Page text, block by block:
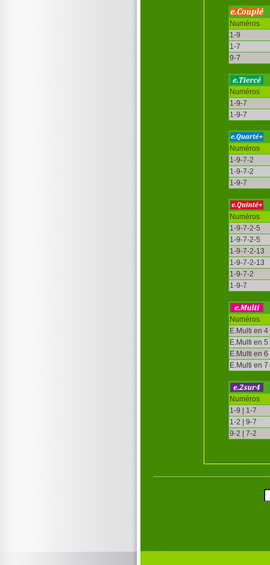
Numéros
1-9
1-7
9-7
Numéros
1-9-7
1-9-7
Numéros
1-9-7-2
1-9-7-2
1-9-7
Numéros
1-9-7-2-5
1-9-7-2-5
1-9-7-2-13
1-9-7-2-13
1-9-7-2
1-9-7
Numéros
E.Multi en 4
E.Multi en 5
E.Multi en 6
E.Multi en 7
Numéros
1-9 | 1-7
1-2 | 9-7
9-2 | 7-2